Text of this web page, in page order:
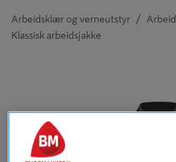
Arbeidsklær og verneutstyr /
Klassisk arbeidsjakke